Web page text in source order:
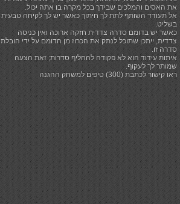
את האסים והמלכים שבידך בכל מקרה בו אתה יכול.
אל תעודד השותף לתת לך חיתוך כאשר יש לך לקיחה טבעית
בשליט.
כאשר יש בדומם סדרה צדדית חזקה ארוכה ואין כניסה
צדדית, ייתכן שתוכל לנתק את הכרוז מן הדומם על ידי הובלת
סדרה זו.
איתות עידוד הוא לא פקודה להחליף סדרות; זאת הצעה
שמותר לך לעקוף.
ראו קישור לכתבת (300) טיפים למשחק ההגנה